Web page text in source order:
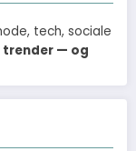
tech, sociale
trender — og